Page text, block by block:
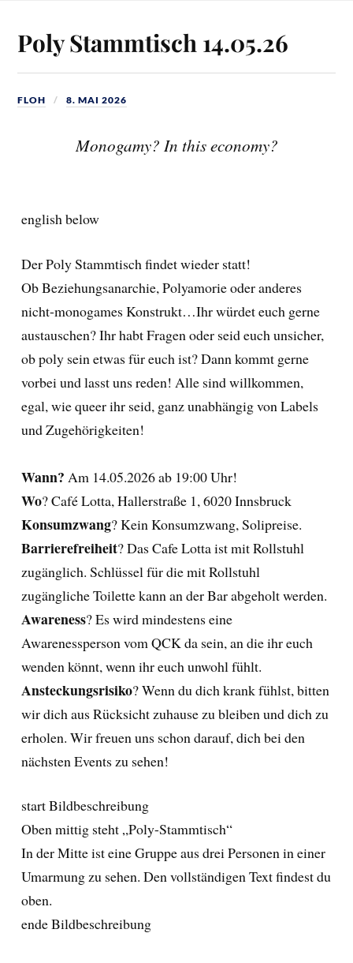
Poly Stammtisch 14.05.26
FLOH 8. MAI 2026
Monogamy? In this economy?
english below
Der Poly Stammtisch findet wieder statt!
Ob Beziehungsanarchie, Polyamorie oder anderes
nicht-monogames Konstrukt…Ihr würdet euch gerne
austauschen? Ihr habt Fragen oder seid euch unsicher,
ob poly sein etwas für euch ist? Dann kommt gerne
vorbei und lasst uns reden! Alle sind willkommen,
egal, wie queer ihr seid, ganz unabhängig von Labels
und Zugehörigkeiten!
Wann?Am 14.05.2026 ab 19:00 Uhr!
Wo? Café Lotta, Hallerstraße 1, 6020 Innsbruck
Konsumzwang? Kein Konsumzwang, Solipreise.
Barrierefreiheit? Das Cafe Lotta ist mit Rollstuhl
zugänglich. Schlüssel für die mit Rollstuhl
zugängliche Toilette kann an der Bar abgeholt werden.
Awareness? Es wird mindestens eine
Awarenessperson vom QCK da sein, an die ihr euch
wenden könnt, wenn ihr euch unwohl fühlt.
Ansteckungsrisiko? Wenn du dich krank fühlst, bitten
wir dich aus Rücksicht zuhause zu bleiben und dich zu
erholen. Wir freuen uns schon darauf, dich bei den
nächsten Events zu sehen!
start Bildbeschreibung
Oben mittig steht „Poly-Stammtisch“
In der Mitte ist eine Gruppe aus drei Personen in einer
Umarmung zu sehen. Den vollständigen Text findest du
oben.
ende Bildbeschreibung